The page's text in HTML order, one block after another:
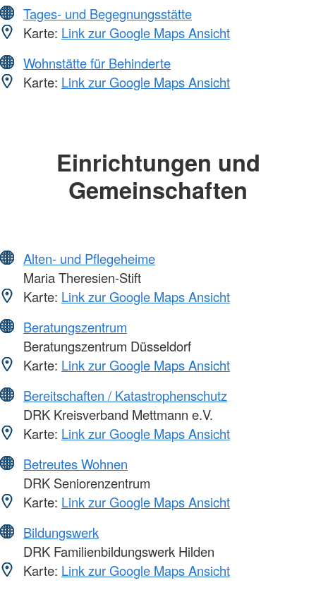
Tages- und Begegnungsstätte
Karte: Link zur Google Maps Ansicht
Wohnstätte für Behinderte
Karte: Link zur Google Maps Ansicht
Einrichtungen und
Gemeinschaften
Alten- und Pflegeheime
Maria Theresien-Stift
Karte: Link zur Google Maps Ansicht
Beratungszentrum
Beratungszentrum Düsseldorf
Karte: Link zur Google Maps Ansicht
Bereitschaften / Katastrophenschutz
DRK Kreisverband Mettmann e.V.
Karte: Link zur Google Maps Ansicht
Betreutes Wohnen
DRK Seniorenzentrum
Karte: Link zur Google Maps Ansicht
Bildungswerk
DRK Familienbildungswerk Hilden
Karte: Link zur Google Maps Ansicht